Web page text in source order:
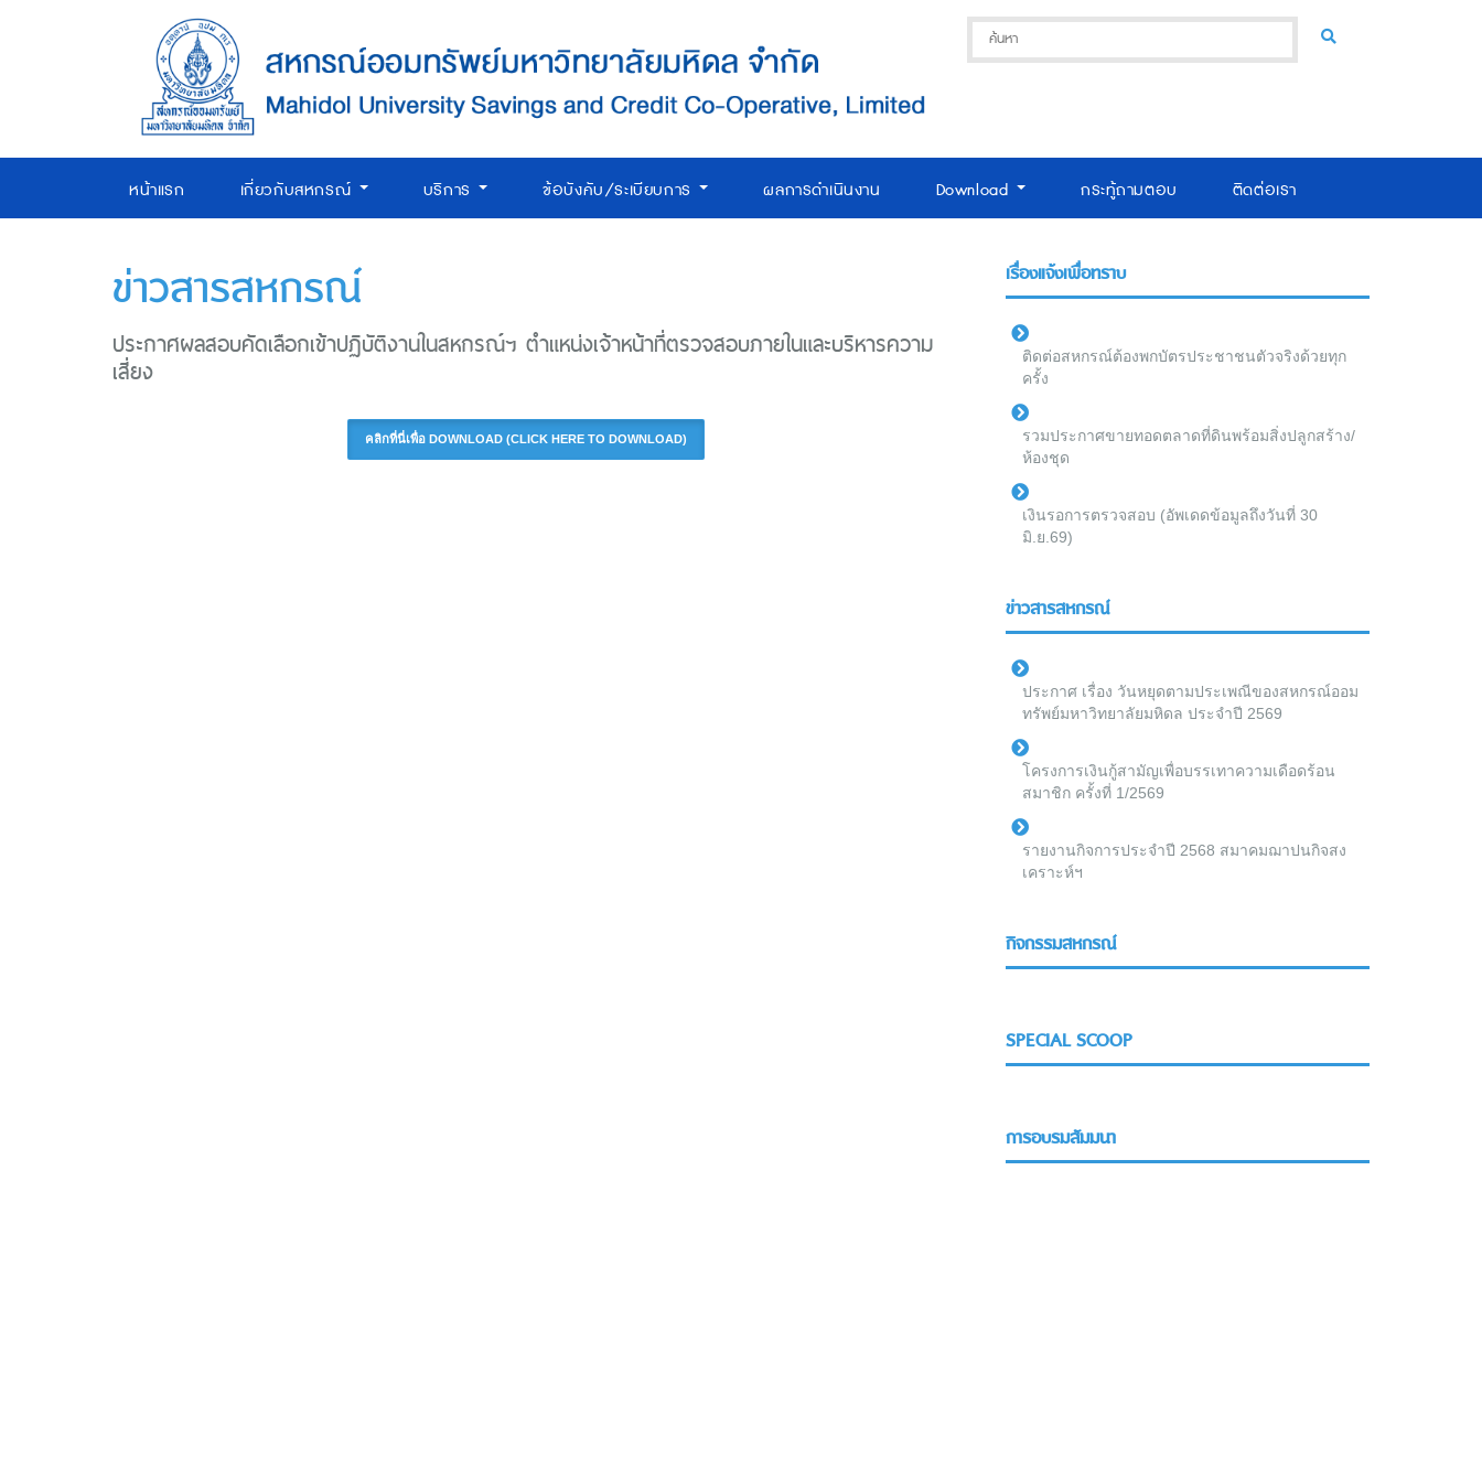
หน้าแรก เกี่ยวกับสหกรณ์ บริการ ข้อบังคับ/ระเบียบการ ผลการดำเนินงาน Download กระทู้ถามตอบ ติดต่อเรา
ข่าวสารสหกรณ์
ประกาศผลสอบคัดเลือกเข้าปฏิบัติงานในสหกรณ์ฯ ตำแหน่งเจ้าหน้าที่ตรวจสอบภายในและบริหารความ
เสี่ยง
คลิกที่นี่เพื่อ DOWNLOAD (CLICK HERE TO DOWNLOAD)
เรื่องแจ้งเพื่อทราบ
ติดต่อสหกรณ์ต้องพกบัตรประชาชนตัวจริงด้วยทุก
ครั้ง
รวมประกาศขายทอดตลาดที่ดินพร้อมสิ่งปลูกสร้าง/
ห้องชุด
เงินรอการตรวจสอบ (อัพเดดข้อมูลถึงวันที่ 30
มิ.ย.69)
ข่าวสารสหกรณ์
ประกาศ เรื่อง วันหยุดตามประเพณีของสหกรณ์ออม
ทรัพย์มหาวิทยาลัยมหิดล ประจำปี 2569
โครงการเงินกู้สามัญเพื่อบรรเทาความเดือดร้อน
สมาชิก ครั้งที่ 1/2569
รายงานกิจการประจำปี 2568 สมาคมฌาปนกิจสง
เคราะห์ฯ
กิจกรรมสหกรณ์
SPECIAL SCOOP
การอบรมสัมมนา